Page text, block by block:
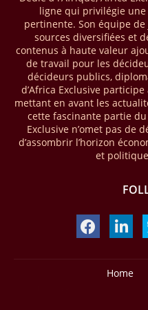
milliards USD (+23 % par
enregistré environ 74 % du
répertoriées l’an passé dans le
transactions (+16 % par rapport
dans le monde.
28/03/26 AFRIQUE -
Une rapport publié
intitulé « Africa Unleashed:
», dresse un état des lieux
à la fois dynamique et
les contenus numériques,
représente moins de 3 % d'un
milliards USD. L'écart est
exportations créatives
ligne qui privilégie
pertinente. Son équipe
sources diversifiées et
contenus à haute valeur
de travail pour les
décideurs publics,
d’Africa Exclusive
mettant en avant les
cette fascinante partie
Exclusive n’omet pas de
d’assombrir l’horizon
et
Home